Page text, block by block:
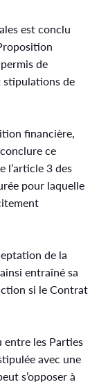
est conclu
de
de
financière,
ce
l’article 3 des
pour laquelle
de la
entraîné sa
si le Contrat
entre les Parties
avec une
s’opposer à